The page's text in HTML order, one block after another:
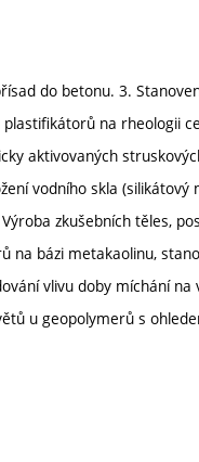
do betonu. 3.
na rheologii
aktivovaných
vodního skla
zkušebních těles,
na bázi metakaolinu,
vlivu doby míchání
u geopolymerů s